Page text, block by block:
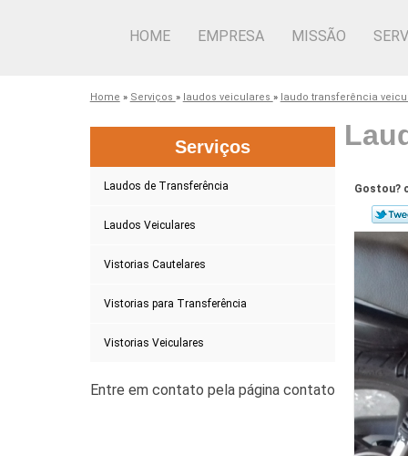
HOME EMPRESA MISSÃO
Home » Serviços » laudos veiculares » laudo transferência
Serviços
Laudos de Transferência
Laudos Veiculares
Vistorias Cautelares
Vistorias para Transferência
Vistorias Veiculares
Gostou?